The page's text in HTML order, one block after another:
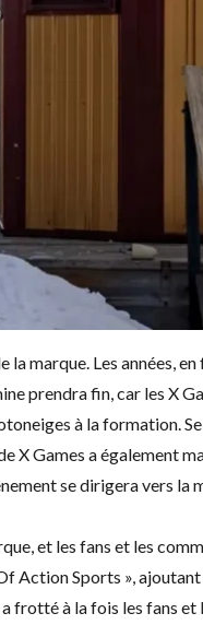
marque. Les années,
prendra fin, car les X
à la formation.
Games a également
se dirigera vers
et les fans et les
Sports »,
frotté à la fois les fans